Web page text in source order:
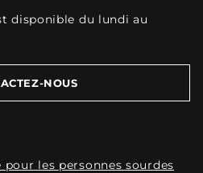
disponible du lundi au
NOUS
les personnes sourdes